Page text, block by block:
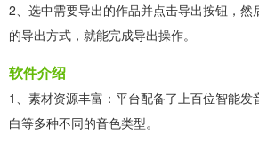
2、选中需要导出的作品并点击导出按钮，然
的导出方式，就能完成导出操作。
软件介绍
1、素材资源丰富：平台配备了上百位智能
白等多种不同的音色类型。